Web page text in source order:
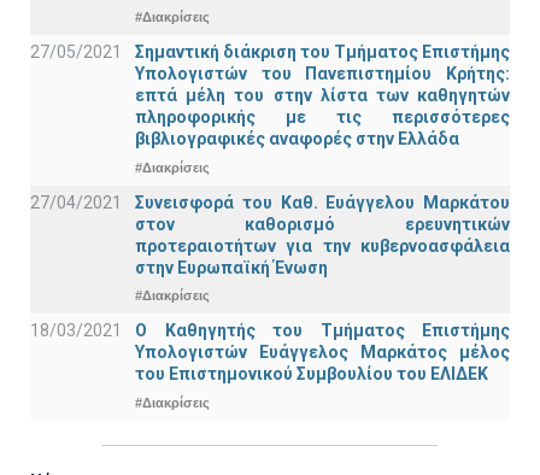
#Διακρίσεις
27/05/2021
Σημαντική διάκριση του Τμήματος Επιστήμης
Υπολογιστών του Πανεπιστημίου Κρήτης:
επτά μέλη του στην λίστα των καθηγητών
πληροφορικής με τις περισσότερες
βιβλιογραφικές αναφορές στην Ελλάδα
#Διακρίσεις
27/04/2021
Συνεισφορά του Καθ. Ευάγγελου Μαρκάτου
στον καθορισμό ερευνητικών
προτεραιοτήτων για την κυβερνοασφάλεια
στην Ευρωπαϊκή Ένωση
#Διακρίσεις
18/03/2021
Ο Καθηγητής του Τμήματος Επιστήμης
Υπολογιστών Ευάγγελος Μαρκάτος μέλος
του Επιστημονικού Συμβουλίου του ΕΛΙΔΕΚ
#Διακρίσεις